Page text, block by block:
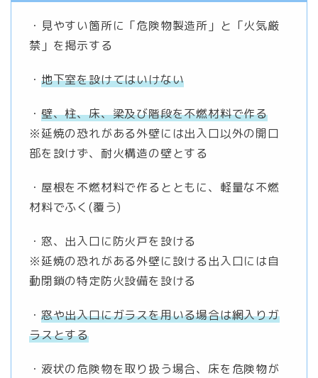
・見やすい箇所に「危険物製造所」と「火気厳
禁」を掲示する
・ 地下室を設けてはいけない
・ 壁、柱、床、梁及び階段を不燃材料で作る
※延焼の恐れがある外壁には出入口以外の開口
部を設けず、耐火構造の壁とする
・屋根を不燃材料で作るとともに、軽量な不燃
材料でふく(覆う)
・窓、出入口に防火戸を設ける
※延焼の恐れがある外壁に設ける出入口には自
動閉鎖の特定防火設備を設ける
・ 窓や出入口にガラスを用いる場合は網入りガ
ラスとする
・液状の危険物を取り扱う場合、床を危険物が